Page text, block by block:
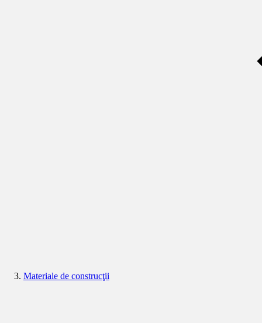
Materiale de construcţii